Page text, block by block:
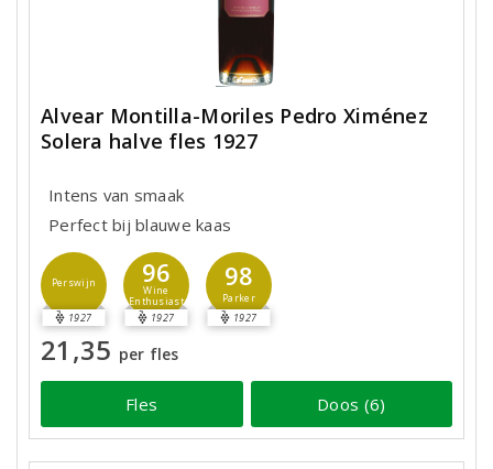
Alvear Montilla-Moriles Pedro Ximénez
Solera halve fles 1927
Intens van smaak
Perfect bij blauwe kaas
Perswijn
1927
96
Wine
Enthusiast
1927
98
Parker
1927
21,35 per fles
Fles Doos (6)